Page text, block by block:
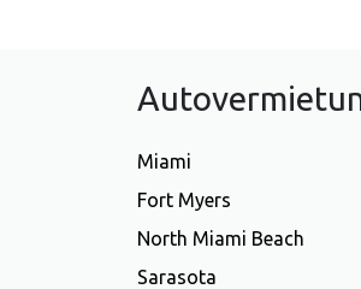
Miami
Fort Myers
North Miami Beach
Sarasota